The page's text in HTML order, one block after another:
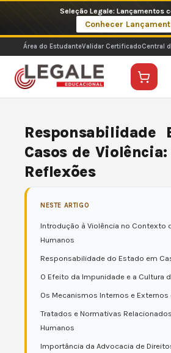
o
conteúdo
Seleção Legale: Lançamentos
Conhecer
Área do EstudanteValidar CertificadoCentral
Responsabilidade
Casos de
Reflexões
NESTE ARTIGO
Introdução à Violência no Contexto
Humanos
Responsabilidade do Estado em
O Efeito da Impunidade e a Cultura
Os Mecanismos Internos e
Tratados e Normativas
Humanos
Importância da Advocacia de